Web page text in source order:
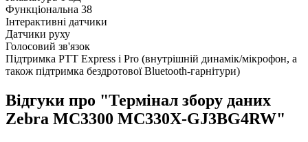
Функціональна 38
Інтерактивні датчики
Датчики руху
Голосовий зв'язок
Підтримка PTT Express і Pro (внутрішній динамік/мікрофон, а
також підтримка бездротової Bluetooth-гарнітури)
Відгуки про "Термінал збору даних
Zebra MC3300 MC330X-GJ3BG4RW"